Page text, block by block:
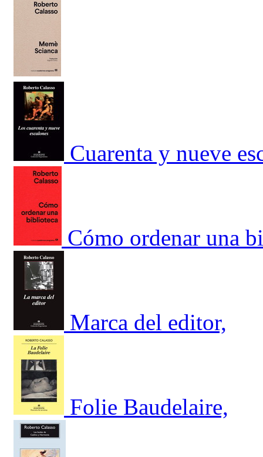
Cuarenta y nueve
Cómo ordenar una
Marca del editor,
Folie Baudelaire,